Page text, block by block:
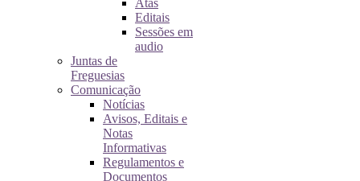
Atas
Editais
Sessões em
audio
Juntas de
Freguesias
Comunicação
Notícias
Avisos, Editais e
Notas
Informativas
Regulamentos e
Documentos